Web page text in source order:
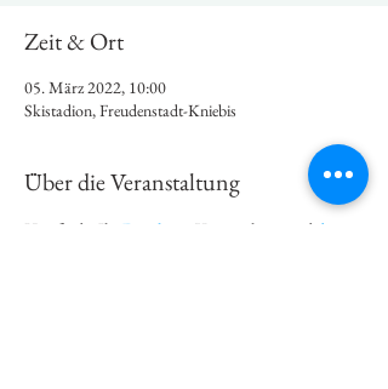
Zeit & Ort
05. März 2022, 10:00
Skistadion, Freudenstadt-Kniebis
Über die Veranstaltung
Hier findet Ihr Details zur Veranstaltung und die